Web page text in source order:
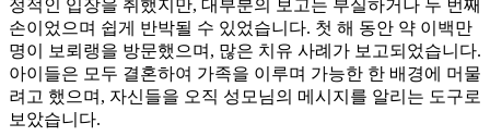
정적인 입장을 취했지만, 대부분의 보고는 부실하거나 두 번째
손이었으며 쉽게 반박될 수 있었습니다. 첫 해 동안 약 이백만
명이 보뢰랭을 방문했으며, 많은 치유 사례가 보고되었습니다.
아이들은 모두 결혼하여 가족을 이루며 가능한 한 배경에 머물
려고 했으며, 자신들을 오직 성모님의 메시지를 알리는 도구로
보았습니다.